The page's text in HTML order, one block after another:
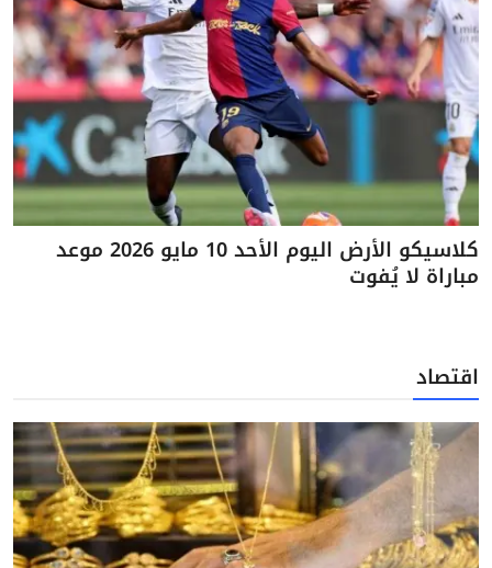
كلاسيكو الأرض اليوم الأحد 10 مايو 2026 موعد
مباراة لا يُفوت
اقتصاد